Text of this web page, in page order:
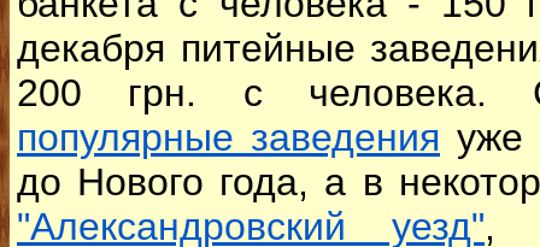
декабря питейные
200 грн. с
популярные заведения уже
до Нового года, а в
"Александровский уезд",